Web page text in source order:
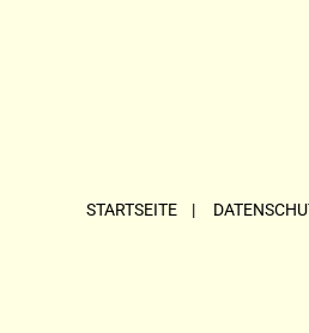
STARTSEITE |